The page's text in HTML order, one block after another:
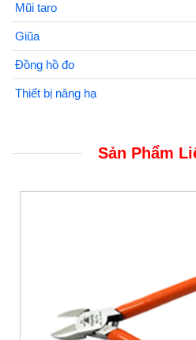
Mũi taro
Giũa
Đồng hồ đo
Thiết bị nâng hạ
Sản Phẩm